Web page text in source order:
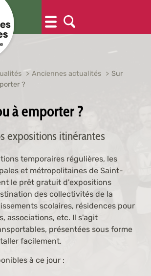
Anciennes actualités
Sur
?
à emporter ?
expositions itinérantes
temporaires régulières, les
et métropolitaines de Saint-
le prêt gratuit d'expositions
des collectivités de la
scolaires, résidences pour
associations, etc. Il s'agit
présentées sous forme
facilement.
à ce jour :